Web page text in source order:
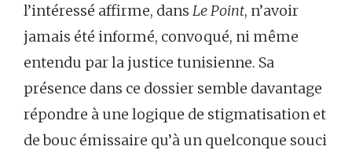
l’intéressé affirme, dans Le Point, n’avoir
jamais été informé, convoqué, ni même
entendu par la justice tunisienne. Sa
présence dans ce dossier semble davantage
répondre à une logique de stigmatisation et
de bouc émissaire qu’à un quelconque souci